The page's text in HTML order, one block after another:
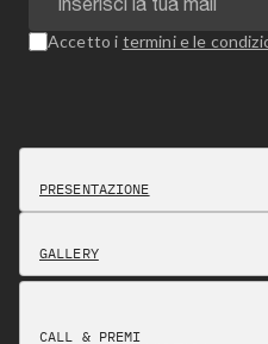
Accetto i termini e le
PRESENTAZIONE
GALLERY
CALL & PREMI